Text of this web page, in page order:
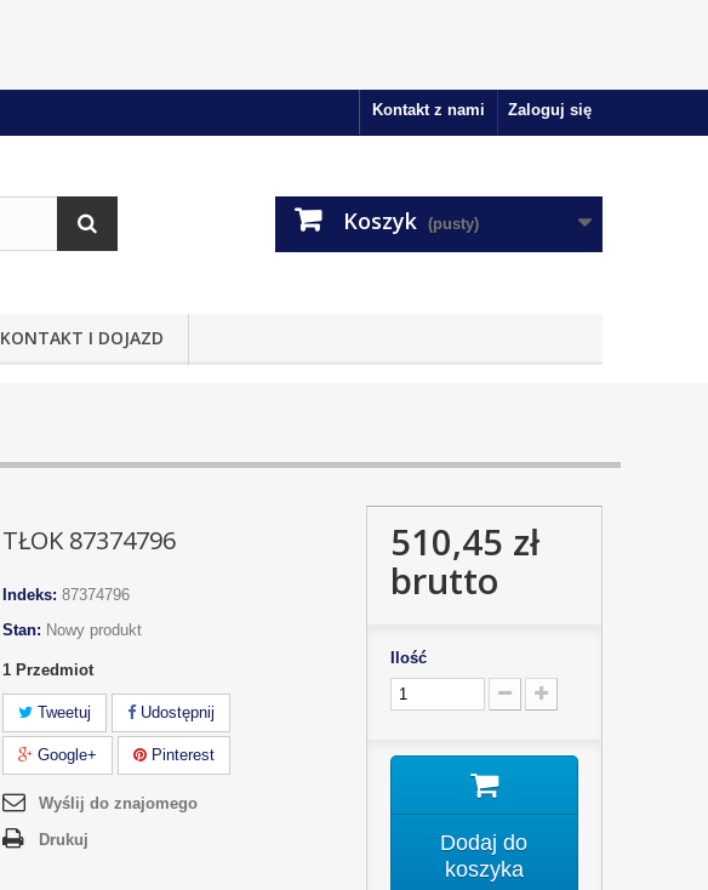
Zaloguj się
Kontakt z nami
Koszyk (pusty)
KONTAKT I DOJAZD
TŁOK 87374796
Indeks: 87374796
Stan: Nowy produkt
1 Przedmiot
Tweetuj Udostępnij
Google+ Pinterest
Wyślij do znajomego
Drukuj
510,45 zł
brutto
Ilość
Dodaj do
koszyka